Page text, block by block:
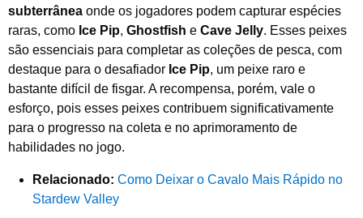
subterrânea onde os jogadores podem capturar espécies
raras, como Ice Pip, Ghostfish e Cave Jelly. Esses peixes
são essenciais para completar as coleções de pesca, com
destaque para o desafiador Ice Pip, um peixe raro e
bastante difícil de fisgar. A recompensa, porém, vale o
esforço, pois esses peixes contribuem significativamente
para o progresso na coleta e no aprimoramento de
habilidades no jogo.
Relacionado: Como Deixar o Cavalo Mais Rápido no
Stardew Valley